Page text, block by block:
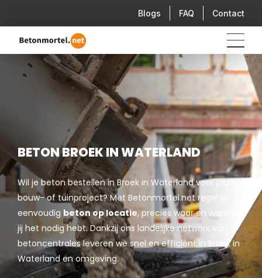
Blogs FAQ Contact
BETON BROEK IN WATERLAND
Wil je beton bestellen in Broek in Waterland voor jouw
bouw- of tuinproject? Met Betonmortel.net regel je
eenvoudig beton op locatie, precies waar en wanneer
jij het nodig hebt. Dankzij ons landelijke netwerk van
betoncentrales leveren we snel en efficiënt in Broek in
Waterland en omgeving.